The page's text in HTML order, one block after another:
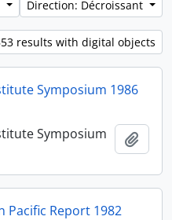
Direction: Décroissant
results with digital objects
Symposium 1986
Symposium
Pacific Report 1982